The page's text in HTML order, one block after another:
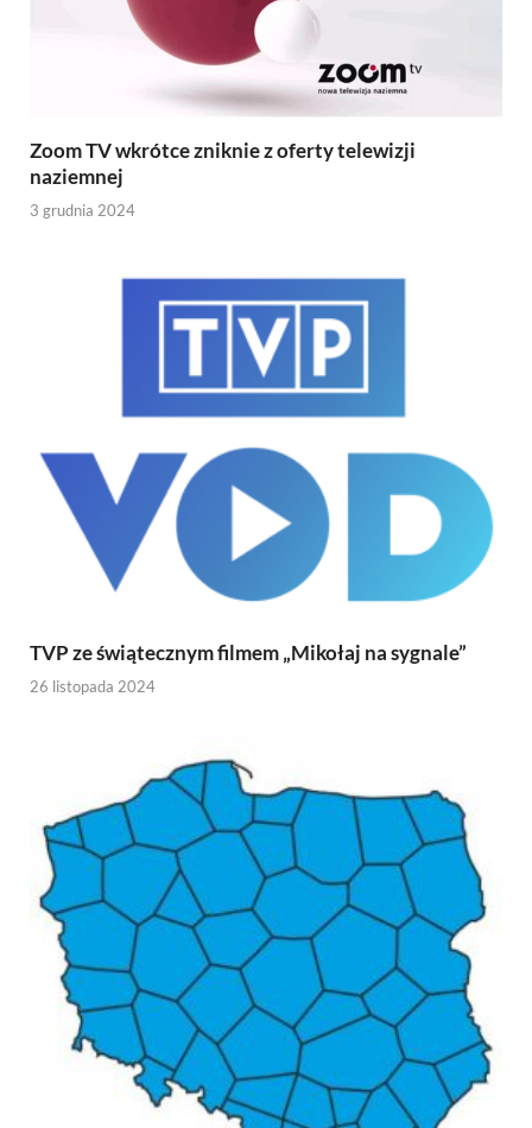
Zoom TV wkrótce zniknie z oferty telewizji
naziemnej
3 grudnia 2024
TVP ze świątecznym filmem „Mikołaj na sygnale”
26 listopada 2024